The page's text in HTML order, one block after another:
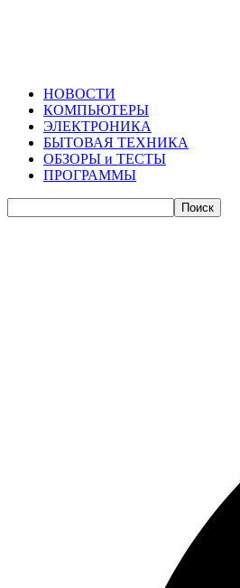
НОВОСТИ
КОМПЬЮТЕРЫ
ЭЛЕКТРОНИКА
БЫТОВАЯ ТЕХНИКА
ОБЗОРЫ и ТЕСТЫ
ПРОГРАММЫ
Поиск